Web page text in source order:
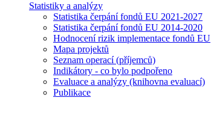
Statistiky a analýzy
Statistika čerpání fondů EU 2021-2027
Statistika čerpání fondů EU 2014-2020
Hodnocení rizik implementace fondů EU
Mapa projektů
Seznam operací (příjemců)
Indikátory - co bylo podpořeno
Evaluace a analýzy (knihovna evaluací)
Publikace